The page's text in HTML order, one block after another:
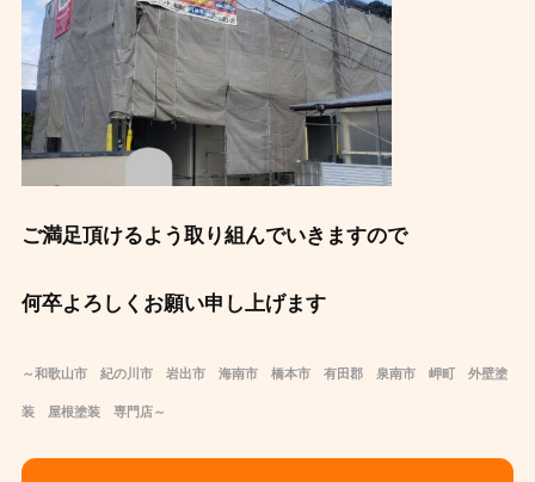
ご満足頂けるよう取り組んでいきますので
何卒よろしくお願い申し上げます
～和歌山市 紀の川市 岩出市 海南市 橋本市 有田郡 泉南市 岬町 外壁塗
装 屋根塗装 専門店～